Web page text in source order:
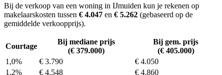
Bij de verkoop van een woning in IJmuiden kun je rekenen op
makelaarskosten tussen € 4.047 en € 5.262 (gebaseerd op de
gemiddelde verkoopprijs).
Courtage
Bij mediane prijs
(€ 379.000)
Bij gem. prijs
(€ 405.000)
1,0%
€ 3.790
€ 4.050
1,2%
€ 4.548 € 4.860